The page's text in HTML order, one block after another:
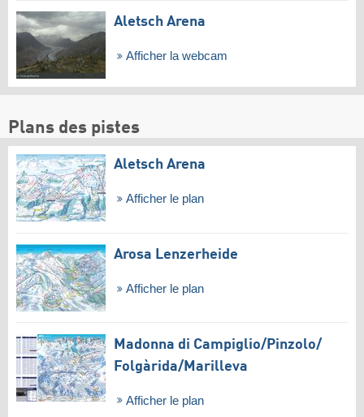
Aletsch Arena
Afficher la webcam
Plans des pistes
Aletsch Arena
Afficher le plan
Arosa Lenzerheide
Afficher le plan
Madonna di Campiglio/​Pinzolo/​
Folgàrida/​Marilleva
Afficher le plan